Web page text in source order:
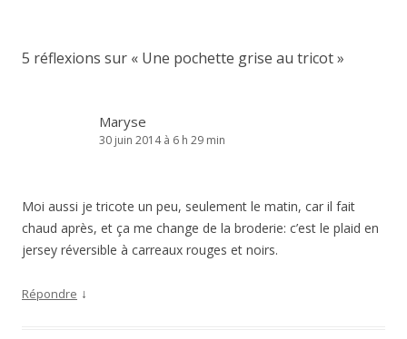
5 réflexions sur « Une pochette grise au tricot»
Maryse
30 juin 2014 à 6 h 29 min
Moi aussi je tricote un peu, seulement le matin, car il fait
chaud après, et ça me change de la broderie: c’est le plaid en
jersey réversible à carreaux rouges et noirs.
Répondre ↓